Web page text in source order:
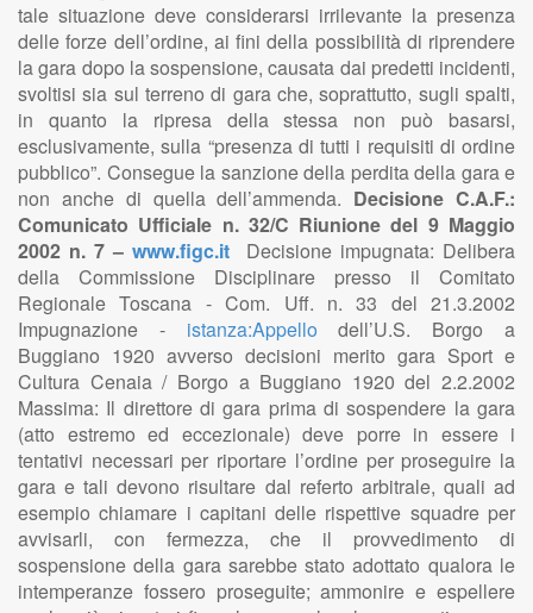
tale situazione deve considerarsi irrilevante la presenza
delle forze dell’ordine, ai fini della possibilità di riprendere
la gara dopo la sospensione, causata dai predetti incidenti,
svoltisi sia sul terreno di gara che, soprattutto, sugli spalti,
in quanto la ripresa della stessa non può basarsi,
esclusivamente, sulla “presenza di tutti i requisiti di ordine
pubblico”. Consegue la sanzione della perdita della gara e
non anche di quella dell’ammenda. Decisione C.A.F.:
Comunicato Ufficiale n. 32/C Riunione del 9 Maggio
2002 n. 7 – www.figc.it
Decisione impugnata: Delibera
della Commissione Disciplinare presso il Comitato
Regionale Toscana - Com. Uff. n. 33 del 21.3.2002
Impugnazione - istanza:Appello dell’U.S. Borgo a
Buggiano 1920 avverso decisioni merito gara Sport e
Cultura Cenaia / Borgo a Buggiano 1920 del 2.2.2002
Massima: Il direttore di gara prima di sospendere la gara
(atto estremo ed eccezionale) deve porre in essere i
tentativi necessari per riportare l’ordine per proseguire la
gara e tali devono risultare dal referto arbitrale, quali ad
esempio chiamare i capitani delle rispettive squadre per
avvisarli, con fermezza, che il provvedimento di
sospensione della gara sarebbe stato adottato qualora le
intemperanze fossero proseguite; ammonire e espellere